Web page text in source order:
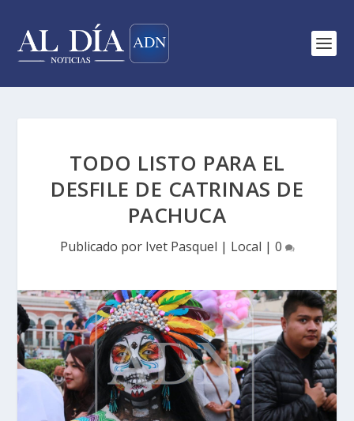
TODO LISTO PARA EL
DESFILE DE CATRINAS DE
PACHUCA
Publicado por Ivet Pasquel | Local | 0